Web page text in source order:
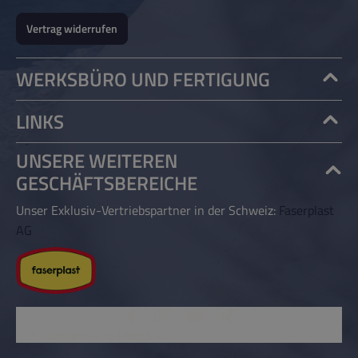
Vertrag widerrufen
WERKSBÜRO UND FERTIGUNG
LINKS
UNSERE WEITEREN
GESCHÄFTSBEREICHE
Unser Exklusiv-Vertriebspartner in der Schweiz: Faserplast
AG